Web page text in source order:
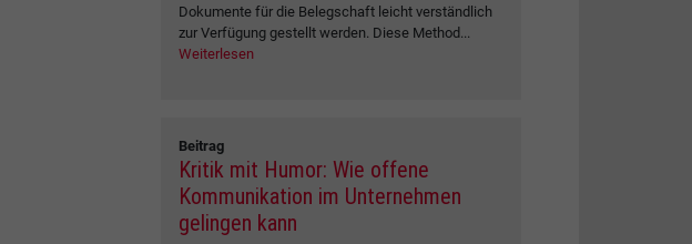
Dokumente für die Belegschaft leicht verständlich
zur Verfügung gestellt werden. Diese Method...
Weiterlesen
Beitrag
Kritik mit Humor: Wie offene
Kommunikation im Unternehmen
gelingen kann